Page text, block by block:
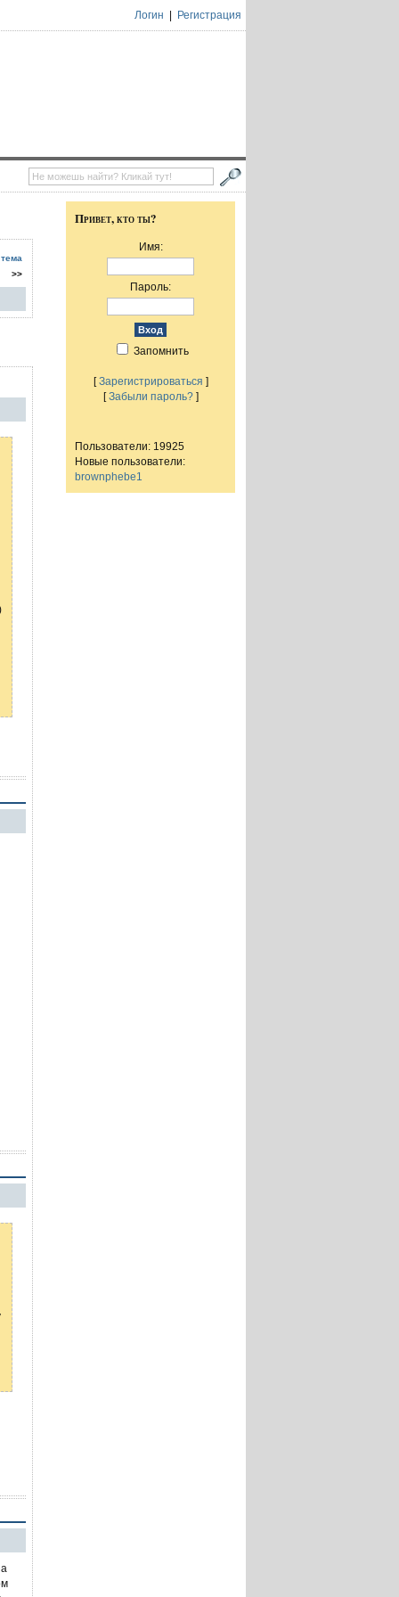
Логин Регистрация
>>
Привет, кто ты?
Имя:
Пароль:
Запомнить
[Зарегистрироваться ]
[Забыли пароль?]
Пользователи: 19925
Новые пользователи:
brownphebe1